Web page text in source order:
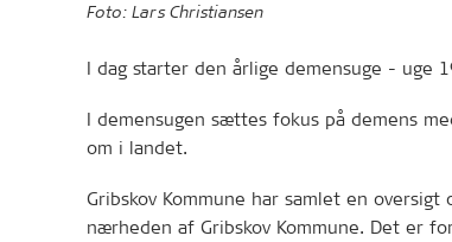
Foto: Lars Christiansen
I dag starter den årlige demensuge - uge
I demensugen sættes fokus på demens
om i landet.
Gribskov Kommune har samlet en
nærheden af Gribskov Kommune. Det er